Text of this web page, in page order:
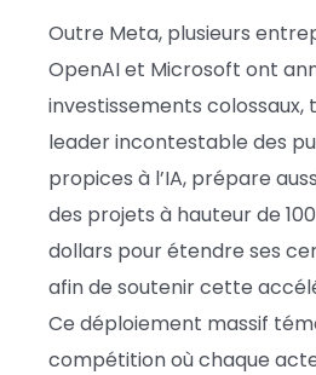
Outre Meta, plusieurs
OpenAI et Microsoft ont
investissements colossaux,
leader incontestable des
propices à l’IA, prépare
des projets à hauteur de
dollars pour étendre ses
afin de soutenir cette
Ce déploiement massif
compétition où chaque